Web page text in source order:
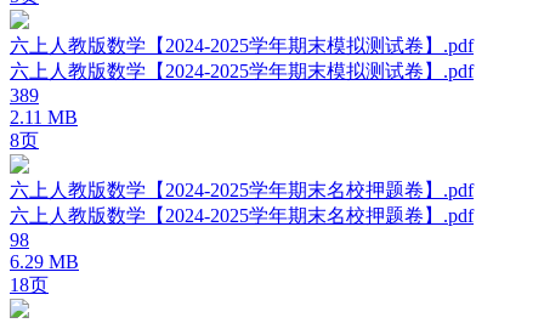
六上人教版数学【2024-2025学年期末模拟测试卷】.pdf
六上人教版数学【2024-2025学年期末模拟测试卷】.pdf
389
2.11 MB
8页
六上人教版数学【2024-2025学年期末名校押题卷】.pdf
六上人教版数学【2024-2025学年期末名校押题卷】.pdf
98
6.29 MB
18页